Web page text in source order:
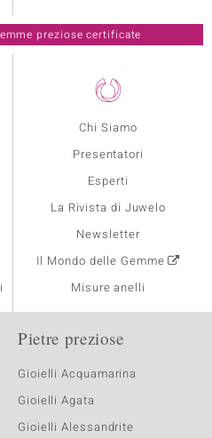
Chi Siamo
Presentatori
Esperti
La Rivista di Juwelo
Newsletter
Il Mondo delle Gemme
Misure anelli
preziose certificate
Pietre preziose
Gioielli Acquamarina
Gioielli Agata
Gioielli Alessandrite